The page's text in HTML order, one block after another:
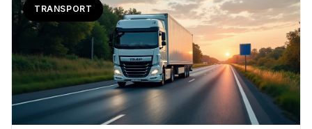
TRANSPORT